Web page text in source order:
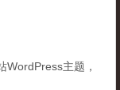
WordPress主题，